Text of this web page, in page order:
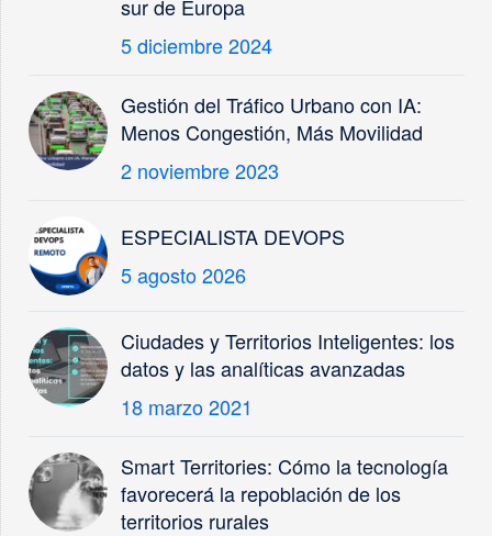
sur de Europa
5 diciembre 2024
Gestión del Tráfico Urbano con IA:
Menos Congestión, Más Movilidad
2 noviembre 2023
ESPECIALISTA DEVOPS
5 agosto 2026
Ciudades y Territorios Inteligentes: los
datos y las analíticas avanzadas
18 marzo 2021
Smart Territories: Cómo la tecnología
favorecerá la repoblación de los
territorios rurales